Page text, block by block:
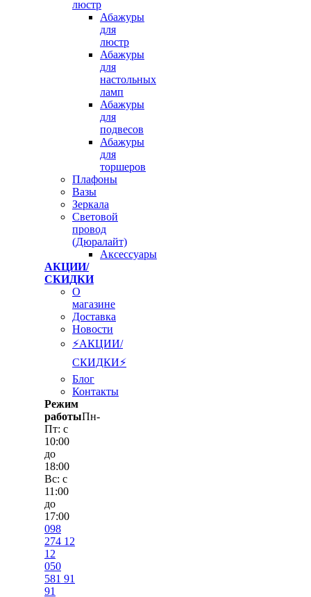
люстр
Абажуры
для
люстр
Абажуры
для
настольных
ламп
Абажуры
для
подвесов
Абажуры
для
торшеров
Плафоны
Вазы
Зеркала
Световой
провод
(Дюралайт)
Аксессуары
АКЦИИ/
СКИДКИ
О
магазине
Доставка
Новости
⚡АКЦИИ/
СКИДКИ⚡
Блог
Контакты
Режим
работыПн-
Пт: с
10:00
до
18:00
Вс: с
11:00
до
17:00
098
274 12
12
050
581 91
91